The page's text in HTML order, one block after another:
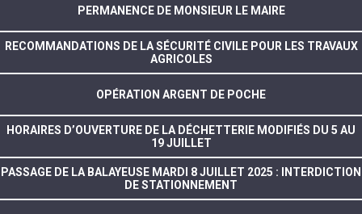
PERMANENCE DE MONSIEUR LE MAIRE
RECOMMANDATIONS DE LA SÉCURITÉ CIVILE POUR LES TRAVAUX
AGRICOLES
OPÉRATION ARGENT DE POCHE
HORAIRES D’OUVERTURE DE LA DÉCHETTERIE MODIFIÉS DU 5 AU
19 JUILLET
PASSAGE DE LA BALAYEUSE MARDI 8 JUILLET 2025 : INTERDICTION
DE STATIONNEMENT